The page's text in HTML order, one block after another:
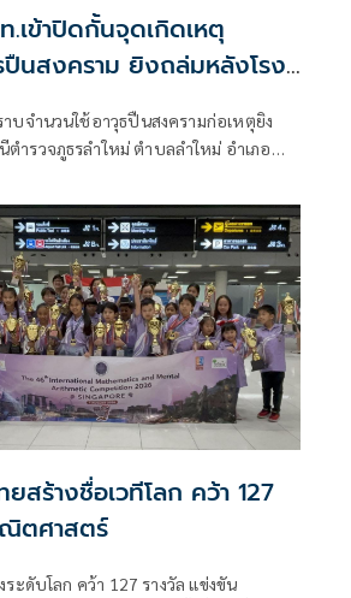
.เข้าปิดกั้นจุดเกิดเหตุ
ปืนสงคราม ยิงถล่มหลังโรง
บจำนวนใช้อาวุธปืนสงครามก่อเหตุยิง
ำรวจภูธรลำใหม่ ตำบลลำใหม่ อำเภอ
สร้างชื่อเวทีโลก คว้า 127
ตศาสตร์
ระดับโลก คว้า 127 รางวัล แข่งขัน